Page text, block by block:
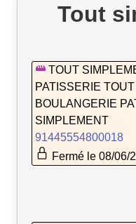
Tout
TOUT
PATISSERIE
BOULANGERIE
SIMPLEMENT
91445554800018
Fermé le 08/06/